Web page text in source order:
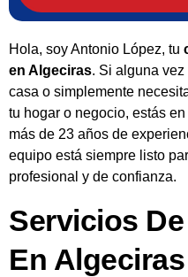
Hola, soy Antonio López, tu
en Algeciras. Si alguna
casa o simplemente
tu hogar o negocio, estás
más de 23 años de
equipo está siempre listo
profesional y de confianza.
Servicios
En Algeciras